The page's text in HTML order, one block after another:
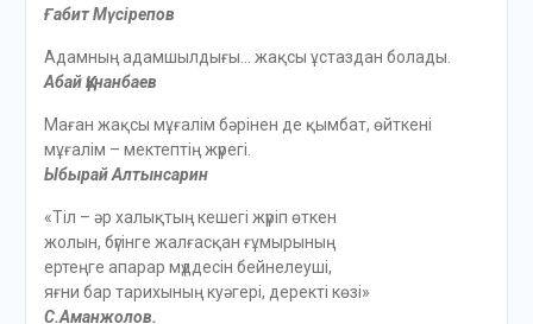
Ғабит Мүсірепов
Адамның адамшылдығы… жақсы ұстаздан болады.
Абай Құнанбаев
Маған жақсы мұғалім бәрінен де қымбат, өйткені
мұғалім – мектептің жүрегі.
Ыбырай Алтынсарин
«Тіл – әр халықтың кешегі жүріп өткен
жолын, бүгінге жалғасқан ғұмырының
ертеңге апарар мүддесін бейнелеуші,
яғни бар тарихының куәгері, деректі көзі»
С.Аманжолов.